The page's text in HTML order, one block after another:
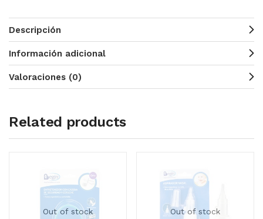
Descripción
Información adicional
Valoraciones (0)
Related products
Out of stock Out of stock